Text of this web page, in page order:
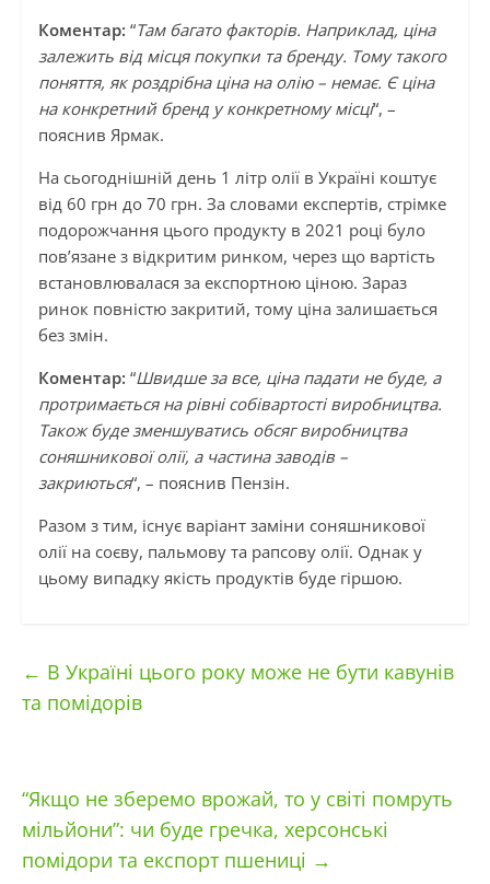
Коментар: “Там багато факторів. Наприклад, ціна
залежить від місця покупки та бренду. Тому такого
поняття, як роздрібна ціна на олію – немає. Є ціна
на конкретний бренд у конкретному місці“, –
пояснив Ярмак.
На сьогоднішній день 1 літр олії в Україні коштує
від 60 грн до 70 грн. За словами експертів, стрімке
подорожчання цього продукту в 2021 році було
пов’язане з відкритим ринком, через що вартість
встановлювалася за експортною ціною. Зараз
ринок повністю закритий, тому ціна залишається
без змін.
Коментар: “Швидше за все, ціна падати не буде, а
протримається на рівні собівартості виробництва.
Також буде зменшуватись обсяг виробництва
соняшникової олії, а частина заводів –
закриються“, – пояснив Пензін.
Разом з тим, існує варіант заміни соняшникової
олії на соєву, пальмову та рапсову олії. Однак у
цьому випадку якість продуктів буде гіршою.
← В Україні цього року може не бути кавунів
та помідорів
“Якщо не зберемо врожай, то у світі помруть
мільйони”: чи буде гречка, херсонські
помідори та експорт пшениці →